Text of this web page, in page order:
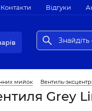
Контакти Відгуки
мийок Вентиль-
Grey